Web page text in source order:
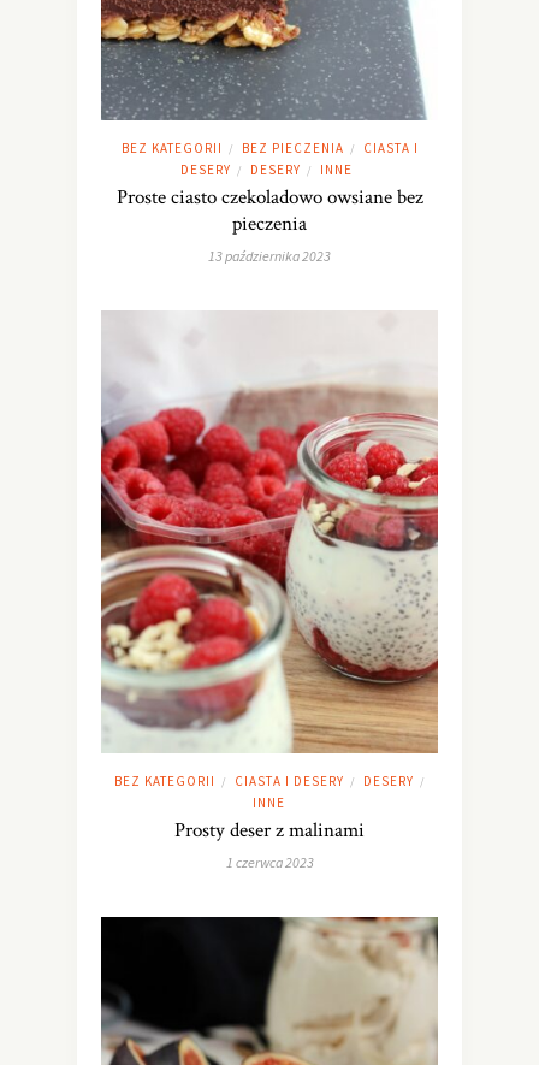
BEZ KATEGORII / BEZ PIECZENIA /
CIASTA I
DESERY / DESERY / INNE
Proste ciasto czekoladowo owsiane bez
pieczenia
13 października 2023
BEZ KATEGORII / CIASTA I DESERY / DESERY /
INNE
Prosty deser z malinami
1 czerwca 2023